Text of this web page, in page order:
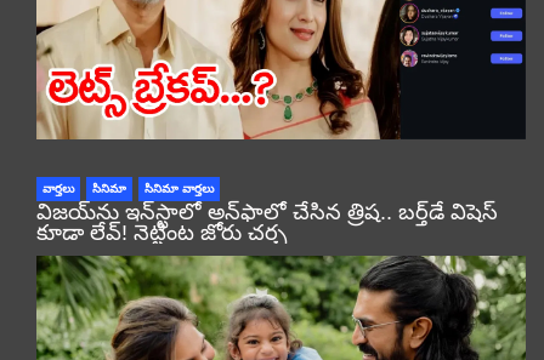
వార్తలు సినిమా సినిమా వార్తలు
విజయ్‌ను ఇన్‌స్టాలో అన్‌ఫాలో చేసిన త్రిష.. బర్త్‌డే విషెస్
కూడా లేవ్! నెట్టింట జోరు చర్చ